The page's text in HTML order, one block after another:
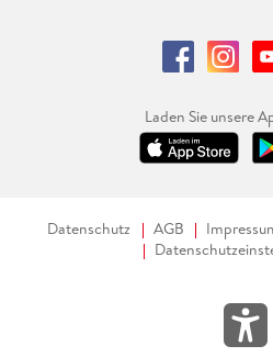
Laden Sie unsere
Datenschutz AGB